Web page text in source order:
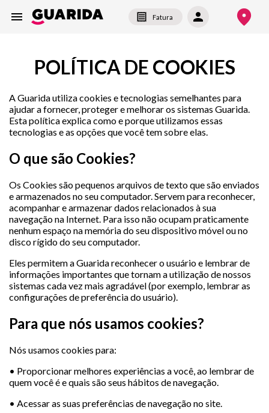
Fatura
POLÍTICA DE COOKIES
A Guarida utiliza cookies e tecnologias semelhantes para
ajudar a fornecer, proteger e melhorar os sistemas Guarida.
Esta política explica como e porque utilizamos essas
tecnologias e as opções que você tem sobre elas.
O que são Cookies?
Os Cookies são pequenos arquivos de texto que são enviados
e armazenados no seu computador. Servem para reconhecer,
acompanhar e armazenar dados relacionados à sua
navegação na Internet. Para isso não ocupam praticamente
nenhum espaço na memória do seu dispositivo móvel ou no
disco rígido do seu computador.
Eles permitem a Guarida reconhecer o usuário e lembrar de
informações importantes que tornam a utilização de nossos
sistemas cada vez mais agradável (por exemplo, lembrar as
configurações de preferência do usuário).
Para que nós usamos cookies?
Nós usamos cookies para:
• Proporcionar melhores experiências a você, ao lembrar de
quem você é e quais são seus hábitos de navegação.
• Acessar as suas preferências de navegação no site.